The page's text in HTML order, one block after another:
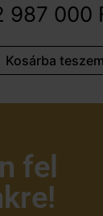
987 000
Kosárba teszem
fel